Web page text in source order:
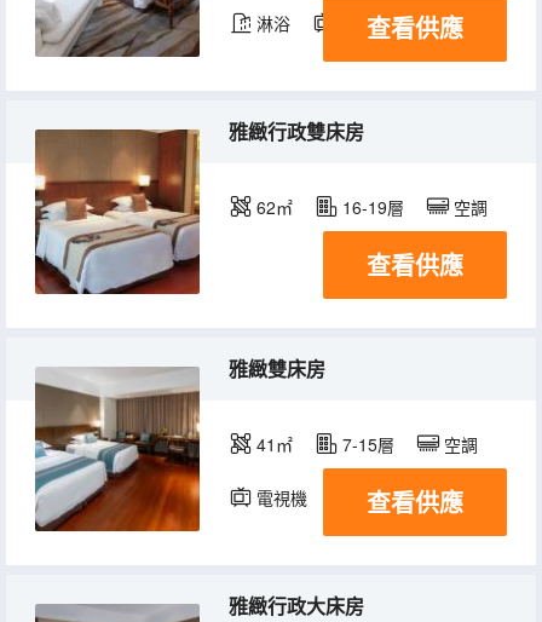
淋浴 電視機
查看供應
雅緻行政雙床房
62㎡ 16-19層 空調
查看供應
雅緻雙床房
41㎡ 7-15層 空調
電視機 查看供應
雅緻行政大床房